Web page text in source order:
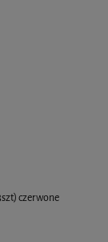
czerwone